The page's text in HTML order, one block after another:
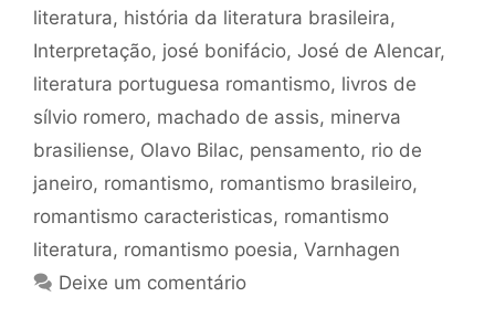
literatura, história da literatura brasileira,
Interpretação, josé bonifácio, José de Alencar,
literatura portuguesa romantismo, livros de
sílvio romero, machado de assis, minerva
brasiliense, Olavo Bilac, pensamento, rio de
janeiro, romantismo, romantismo brasileiro,
romantismo caracteristicas, romantismo
literatura, romantismo poesia, Varnhagen
Deixe um comentário